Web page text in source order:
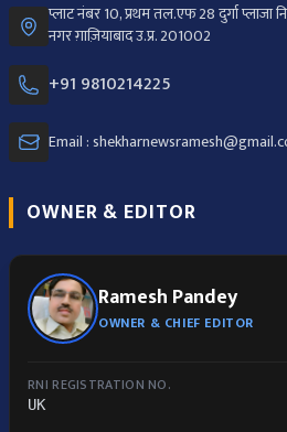
प्लाट नंबर 10, प्रथम तल.एफ 28 दुर्गा
नगर ग़ाज़ियाबाद उ.प्र. 201002
+91 9810214225
Email :
OWNER & EDITOR
Ramesh Pandey
OWNER & CHIEF EDITOR
RNI REGISTRATION NO.
UK